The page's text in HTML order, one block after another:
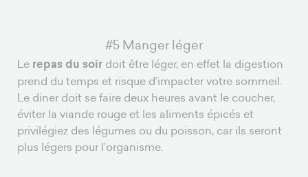
#5 Manger léger
Le repas du soir doit être léger, en effet la digestion
prend du temps et risque d’impacter votre sommeil.
Le diner doit se faire deux heures avant le coucher,
éviter la viande rouge et les aliments épicés et
privilégiez des légumes ou du poisson, car ils seront
plus légers pour l’organisme.